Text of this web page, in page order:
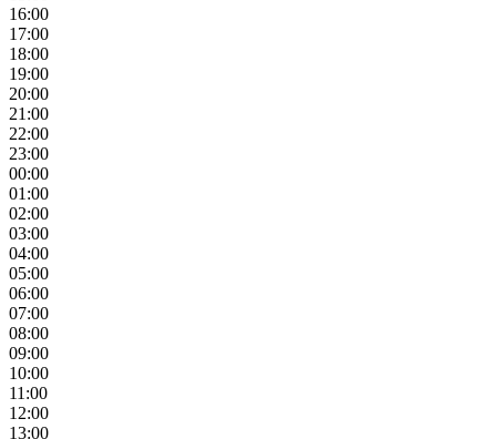
16:00
17:00
18:00
19:00
20:00
21:00
22:00
23:00
00:00
01:00
02:00
03:00
04:00
05:00
06:00
07:00
08:00
09:00
10:00
11:00
12:00
13:00